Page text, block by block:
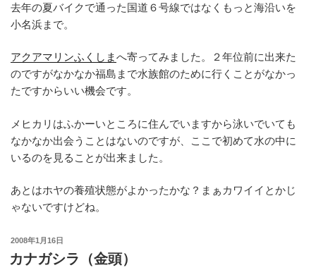
去年の夏バイクで通った国道６号線ではなくもっと海沿いを
小名浜まで。
アクアマリンふくしまへ寄ってみました。２年位前に出来た
のですがなかなか福島まで水族館のために行くことがなかっ
たですからいい機会です。
メヒカリはふかーいところに住んでいますから泳いでいても
なかなか出会うことはないのですが、ここで初めて水の中に
いるのを見ることが出来ました。
あとはホヤの養殖状態がよかったかな？まぁカワイイとかじ
ゃないですけどね。
投
稿
日:
2008年1月16日
カナガシラ（金頭）